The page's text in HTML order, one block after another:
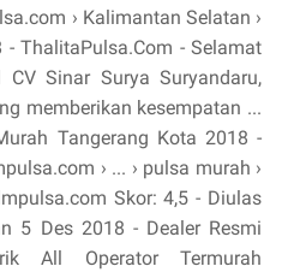
› Kalimantan Selatan ›
ThalitaPulsa.Com - Selamat
Sinar Surya Suryandaru,
memberikan kesempatan ...
Tangerang Kota 2018 -
› ... › pulsa murah ›
Skor: 4,5 - ‎Diulas
5 Des 2018 - Dealer Resmi
All Operator Termurah